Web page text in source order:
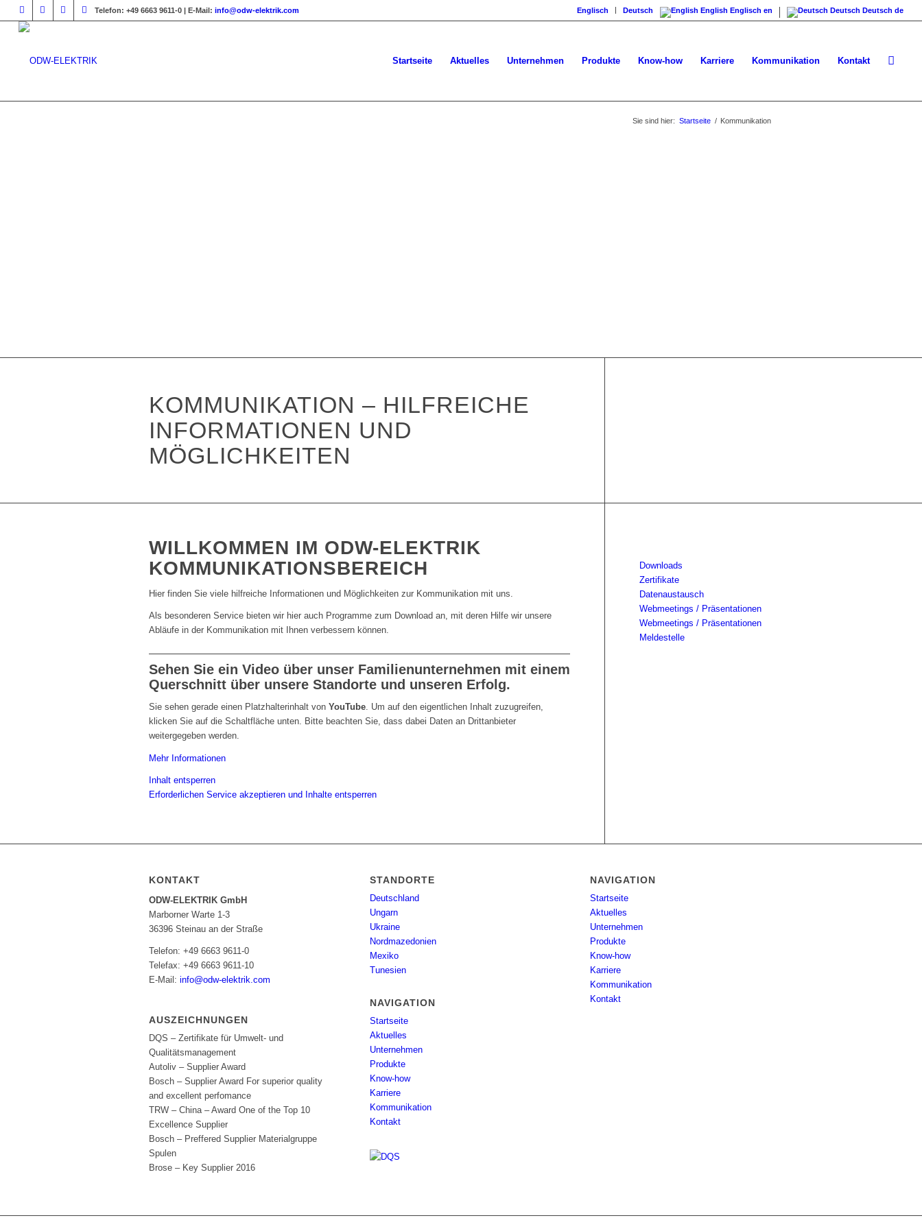
Englisch Deutsch English Englisch en Deutsch Deutsch de
Telefon: +49 6663 9611-0 | E-Mail: info@odw-elektrik.com
Startseite Aktuelles Unternehmen Produkte Know-how Karriere Kommunikation Kontakt
Sie sind hier: Startseite / Kommunikation
KOMMUNIKATION – HILFREICHE
INFORMATIONEN UND
MÖGLICHKEITEN
WILLKOMMEN IM ODW-ELEKTRIK
KOMMUNIKATIONSBEREICH
Hier finden Sie viele hilfreiche Informationen und Möglichkeiten zur Kommunikation mit uns.
Als besonderen Service bieten wir hier auch Programme zum Download an, mit deren Hilfe wir unsere
Abläufe in der Kommunikation mit Ihnen verbessern können.
Sehen Sie ein Video über unser Familienunternehmen mit einem
Querschnitt über unsere Standorte und unseren Erfolg.
Sie sehen gerade einen Platzhalterinhalt von YouTube. Um auf den eigentlichen Inhalt zuzugreifen,
klicken Sie auf die Schaltfläche unten. Bitte beachten Sie, dass dabei Daten an Drittanbieter
weitergegeben werden.
Mehr Informationen
Inhalt entsperren
Erforderlichen Service akzeptieren und Inhalte entsperren
Downloads
Zertifikate
Datenaustausch
Webmeetings / Präsentationen
Webmeetings / Präsentationen
Meldestelle
KONTAKT
ODW-ELEKTRIK GmbH
Marborner Warte 1-3
36396 Steinau an der Straße
Telefon: +49 6663 9611-0
Telefax: +49 6663 9611-10
E-Mail: info@odw-elektrik.com
AUSZEICHNUNGEN
DQS – Zertifikate für Umwelt- und
Qualitätsmanagement
Autoliv – Supplier Award
Bosch – Supplier Award For superior quality
and excellent perfomance
TRW – China – Award One of the Top 10
Excellence Supplier
Bosch – Preffered Supplier Materialgruppe
Spulen
Brose – Key Supplier 2016
STANDORTE
Deutschland
Ungarn
Ukraine
Nordmazedonien
Mexiko
Tunesien
NAVIGATION
Startseite
Aktuelles
Unternehmen
Produkte
Know-how
Karriere
Kommunikation
Kontakt
NAVIGATION
Startseite
Aktuelles
Unternehmen
Produkte
Know-how
Karriere
Kommunikation
Kontakt